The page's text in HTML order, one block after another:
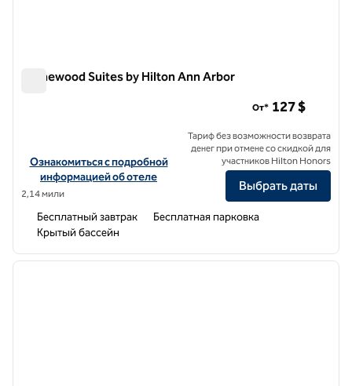
Homewood Suites by Hilton Ann Arbor
Посмотреть информацию об отеле Homewood Suites by Hilton
Ознакомиться с подробной
информацией об отеле
2,14 мили
От* 127 $
Тариф без возможности возврата
денег при отмене со скидкой для
участников Hilton Honors
Выбрать даты
Бесплатный завтрак
Бесплатная парковка
Крытый бассейн
1 из 12